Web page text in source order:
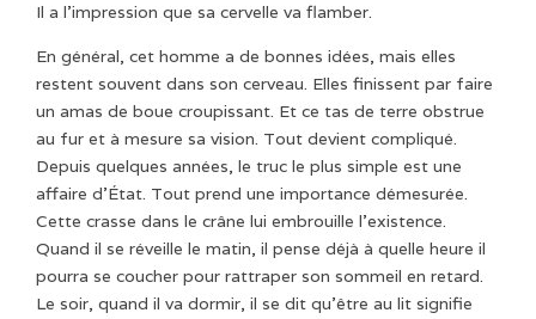
Il a l’impression que sa cervelle va flamber.
En général, cet homme a de bonnes idées, mais elles
restent souvent dans son cerveau. Elles finissent par faire
un amas de boue croupissant. Et ce tas de terre obstrue
au fur et à mesure sa vision. Tout devient compliqué.
Depuis quelques années, le truc le plus simple est une
affaire d’État. Tout prend une importance démesurée.
Cette crasse dans le crâne lui embrouille l’existence.
Quand il se réveille le matin, il pense déjà à quelle heure il
pourra se coucher pour rattraper son sommeil en retard.
Le soir, quand il va dormir, il se dit qu’être au lit signifie